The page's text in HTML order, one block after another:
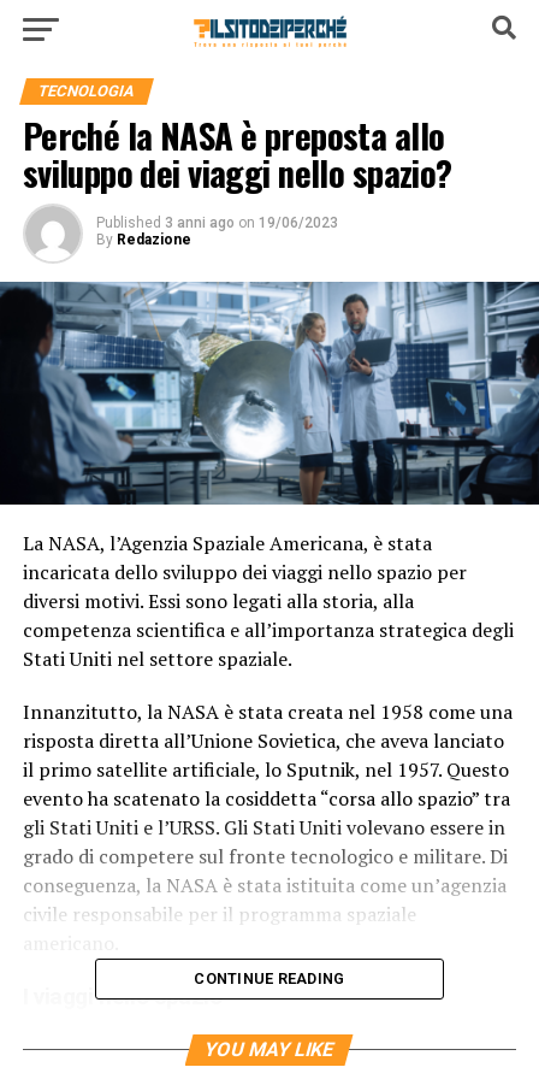
TECNOLOGIA
Perché la NASA è preposta allo
sviluppo dei viaggi nello spazio?
Published 3 anni ago on 19/06/2023
By Redazione
La NASA, l’Agenzia Spaziale Americana, è stata
incaricata dello sviluppo dei viaggi nello spazio per
diversi motivi. Essi sono legati alla storia, alla
competenza scientifica e all’importanza strategica degli
Stati Uniti nel settore spaziale.
Innanzitutto, la NASA è stata creata nel 1958 come una
risposta diretta all’Unione Sovietica, che aveva lanciato
il primo satellite artificiale, lo Sputnik, nel 1957. Questo
evento ha scatenato la cosiddetta “corsa allo spazio” tra
gli Stati Uniti e l’URSS. Gli Stati Uniti volevano essere in
grado di competere sul fronte tecnologico e militare. Di
conseguenza, la NASA è stata istituita come un’agenzia
civile responsabile per il programma spaziale
I viaggi nello spazio
Oltre alla competizione strategica con l’URSS, la NASA
è stata incaricata di sviluppare i viaggi nello spazio per
CONTINUE READING
YOU MAY LIKE